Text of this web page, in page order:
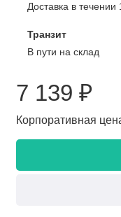
Доставка в течении
Транзит
В пути на склад
7 139 ₽
Корпоративная